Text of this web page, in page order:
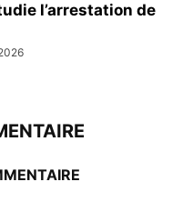
l’arrestation de